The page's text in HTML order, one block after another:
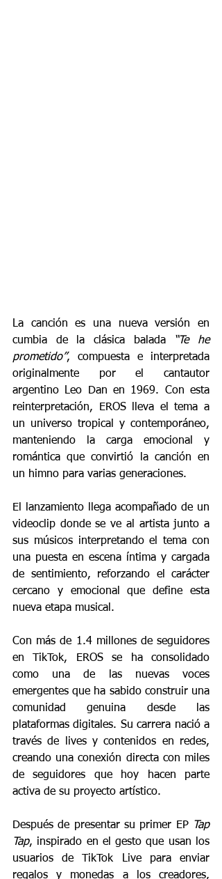
La canción es una nueva versión en
cumbia de la clásica balada
“Te he
prometido”, compuesta e interpretada
originalmente por el cantautor
argentino Leo Dan en 1969. Con esta
reinterpretación, EROS lleva el tema a
un universo tropical y contemporáneo,
manteniendo la carga emocional y
romántica que convirtió la canción en
un himno para varias generaciones.
El lanzamiento llega acompañado de un
videoclip donde se ve al artista junto a
sus músicos interpretando el tema con
una puesta en escena íntima y cargada
de sentimiento, reforzando el carácter
cercano y emocional que define esta
nueva etapa musical.
Con más de 1.4 millones de seguidores
en TikTok, EROS se ha consolidado
como una de las nuevas voces
emergentes que ha sabido construir una
comunidad genuina desde las
plataformas digitales. Su carrera nació a
través de lives y contenidos en redes,
creando una conexión directa con miles
de seguidores que hoy hacen parte
activa de su proyecto artístico.
Después de presentar su primer EP
Tap
Tap, inspirado en el gesto que usan los
usuarios de TikTok Live para enviar
regalos y monedas a los creadores,